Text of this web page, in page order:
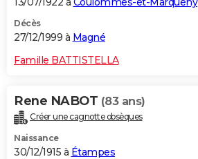
Décès
27/12/1999 à Magné
Famille BATTISTELLA
Rene NABOT (83 ans)
Créer une cagnotte obsèques
Naissance
30/12/1915 à Étampes